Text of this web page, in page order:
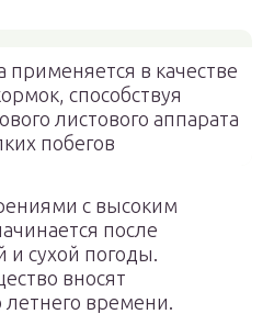
в качестве
способствуя
листового аппарата
побегов
с высоким
после
и сухой погоды.
вносят
летнего времени.